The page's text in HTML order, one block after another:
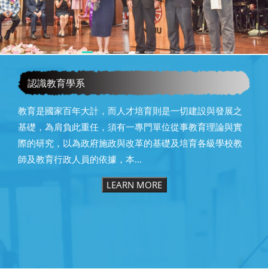
校友
認識教育學系
教育是國家百年大計，而人才培育則是一切建設與發展之
基礎，為肩負此重任，須有一專門單位從事教育理論與實
際的研究，以為政府施政與改革的基礎及培育各級學校教
師及教育行政人員的依據，本...
LEARN MORE